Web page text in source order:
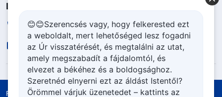
Lépjen kapcsolatba velünk
+36-70-207-6063
contact.hu@godfootsteps.org
Felhasználási feltételek Adatvédelmi szabályzat
😊😊Szerencsés vagy, hogy felkerested ezt
a weboldalt, mert lehetőséged lesz fogadni
az Úr visszatérését, és megtalálni az utat,
amely megszabadít a fájdalomtól, és
elvezet a békéhez és a boldogsághoz.
Szeretnéd elnyerni ezt az áldást Istentől?
Örömmel várjuk üzenetedet – kattints az